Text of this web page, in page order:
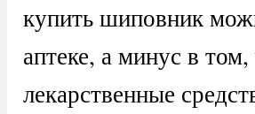
купить шиповник
аптеке, а минус в
лекарственные